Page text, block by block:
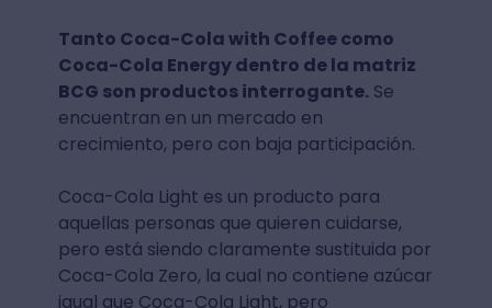
Tanto Coca-Cola with Coffee como
Coca-Cola Energy dentro de la matriz
BCG son productos interrogante.Se
encuentran en un mercado en
crecimiento, pero con baja participación.
Coca-Cola Light es un producto para
aquellas personas que quieren cuidarse,
pero está siendo claramente sustituida por
Coca-Cola Zero, la cual no contiene azúcar
igual que Coca-Cola Light, pero